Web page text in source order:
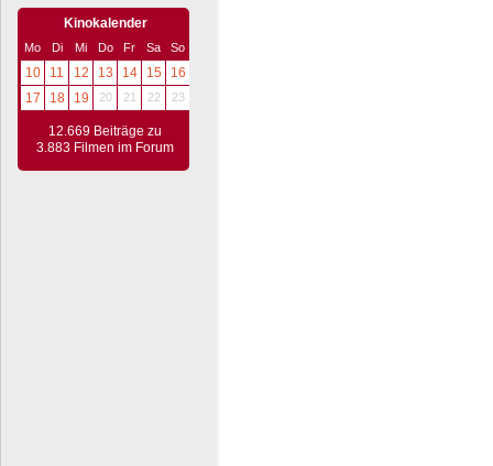
Kinokalender
Mo Di Mi Do Fr Sa So
10 11 12 13 14 15
16
17
18 19 20 21 22 23
12.669 Beiträge zu
3.883 Filmen im Forum